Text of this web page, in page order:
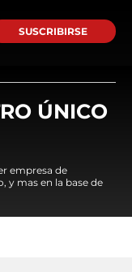
SUSCRIBIRSE
ÚNICO
empresa de
y mas en la base de